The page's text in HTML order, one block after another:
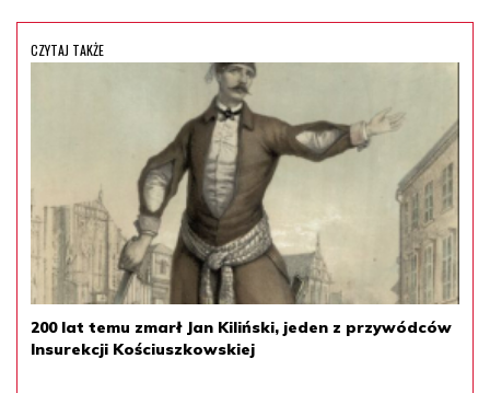
CZYTAJ TAKŻE
200 lat temu zmarł Jan Kiliński, jeden z przywódców
Insurekcji Kościuszkowskiej